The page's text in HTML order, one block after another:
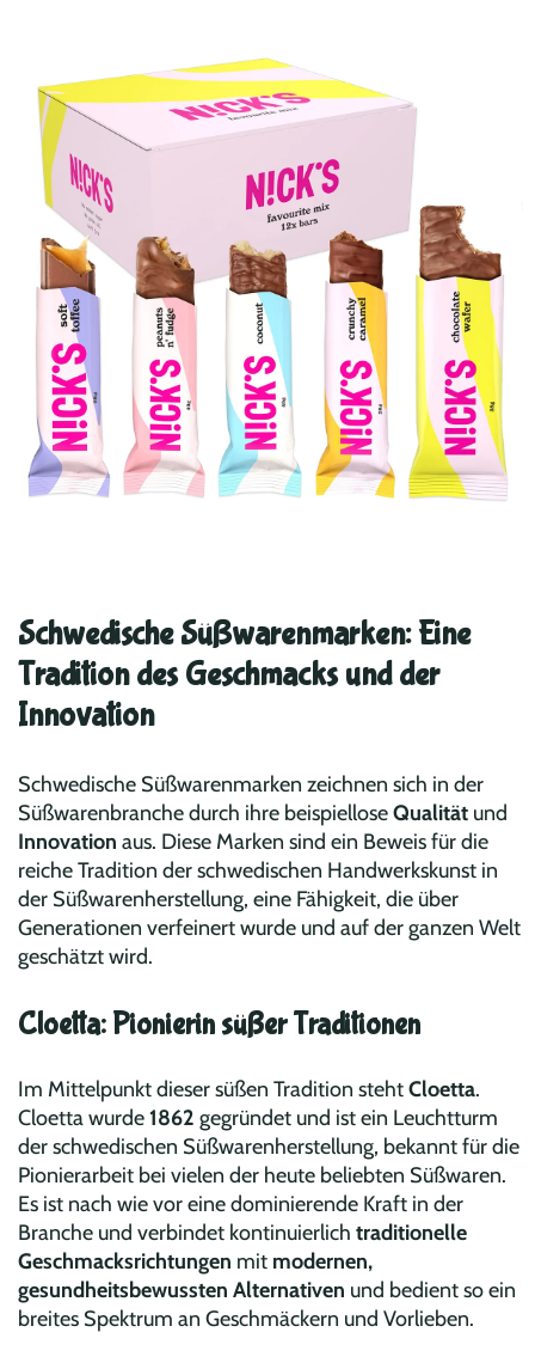
Schwedische Süßwarenmarken: Eine
Tradition des Geschmacks und der
Innovation
Schwedische Süßwarenmarken zeichnen sich in der
Süßwarenbranche durch ihre beispielloseQualität und
Innovation aus. Diese Marken sind ein Beweis für die
reiche Tradition der schwedischen Handwerkskunst in
der Süßwarenherstellung, eine Fähigkeit, die über
Generationen verfeinert wurde und auf der ganzen Welt
geschätzt wird.
Cloetta: Pionierin süßer Traditionen
Im Mittelpunkt dieser süßen Tradition stehtCloetta.
Cloetta wurde1862 gegründet und ist ein Leuchtturm
der schwedischen Süßwarenherstellung, bekannt für die
Pionierarbeit bei vielen der heute beliebten Süßwaren.
Es ist nach wie vor eine dominierende Kraft in der
Branche und verbindet kontinuierlich traditionelle
Geschmacksrichtungen mit modernen,
gesundheitsbewussten Alternativen und bedient so ein
breites Spektrum an Geschmäckern und Vorlieben.